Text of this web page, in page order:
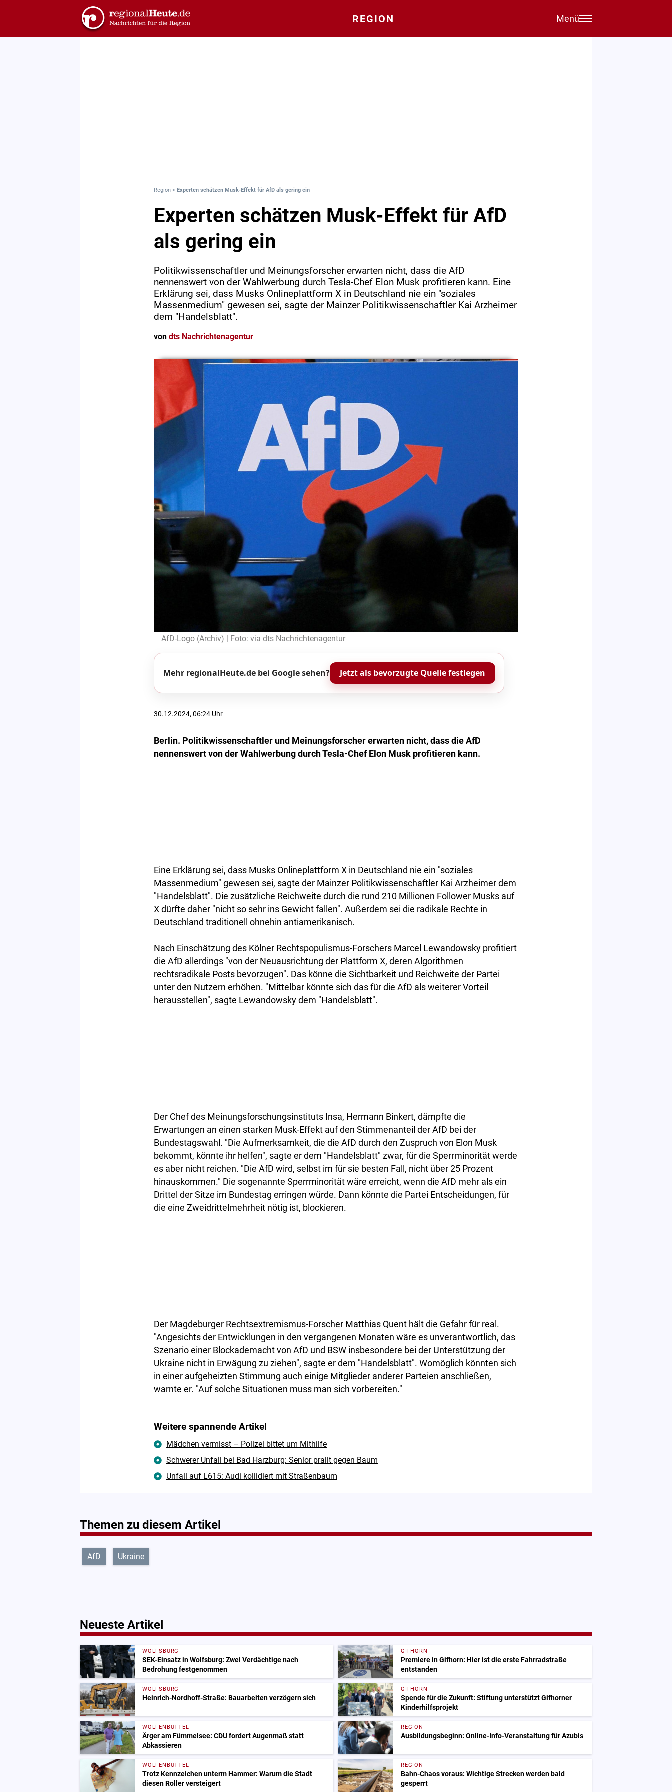
REGION Menü
Region > Experten schätzen Musk-Effekt für AfD als gering ein
Experten schätzen Musk-Effekt für AfD
als gering ein
Politikwissenschaftler und Meinungsforscher erwarten nicht, dass die AfD
nennenswert von der Wahlwerbung durch Tesla-Chef Elon Musk profitieren kann. Eine
Erklärung sei, dass Musks Onlineplattform X in Deutschland nie ein "soziales
Massenmedium" gewesen sei, sagte der Mainzer Politikwissenschaftler Kai Arzheimer
dem "Handelsblatt".
von dts Nachrichtenagentur
AfD-Logo (Archiv) | Foto: via dts Nachrichtenagentur
Mehr regionalHeute.de bei Google sehen? Jetzt als bevorzugte Quelle festlegen
30.12.2024, 06:24 Uhr
Berlin. Politikwissenschaftler und Meinungsforscher erwarten nicht, dass die AfD
nennenswert von der Wahlwerbung durch Tesla-Chef Elon Musk profitieren kann.
Eine Erklärung sei, dass Musks Onlineplattform X in Deutschland nie ein "soziales
Massenmedium" gewesen sei, sagte der Mainzer Politikwissenschaftler Kai Arzheimer dem
"Handelsblatt". Die zusätzliche Reichweite durch die rund 210 Millionen Follower Musks auf
X dürfte daher "nicht so sehr ins Gewicht fallen". Außerdem sei die radikale Rechte in
Deutschland traditionell ohnehin antiamerikanisch.
Nach Einschätzung des Kölner Rechtspopulismus-Forschers Marcel Lewandowsky profitiert
die AfD allerdings "von der Neuausrichtung der Plattform X, deren Algorithmen
rechtsradikale Posts bevorzugen". Das könne die Sichtbarkeit und Reichweite der Partei
unter den Nutzern erhöhen. "Mittelbar könnte sich das für die AfD als weiterer Vorteil
herausstellen", sagte Lewandowsky dem "Handelsblatt".
Der Chef des Meinungsforschungsinstituts Insa, Hermann Binkert, dämpfte die
Erwartungen an einen starken Musk-Effekt auf den Stimmenanteil der AfD bei der
Bundestagswahl. "Die Aufmerksamkeit, die die AfD durch den Zuspruch von Elon Musk
bekommt, könnte ihr helfen", sagte er dem "Handelsblatt" zwar, für die Sperrminorität werde
es aber nicht reichen. "Die AfD wird, selbst im für sie besten Fall, nicht über 25 Prozent
hinauskommen." Die sogenannte Sperrminorität wäre erreicht, wenn die AfD mehr als ein
Drittel der Sitze im Bundestag erringen würde. Dann könnte die Partei Entscheidungen, für
die eine Zweidrittelmehrheit nötig ist, blockieren.
Der Magdeburger Rechtsextremismus-Forscher Matthias Quent hält die Gefahr für real.
"Angesichts der Entwicklungen in den vergangenen Monaten wäre es unverantwortlich, das
Szenario einer Blockademacht von AfD und BSW insbesondere bei der Unterstützung der
Ukraine nicht in Erwägung zu ziehen", sagte er dem "Handelsblatt". Womöglich könnten sich
in einer aufgeheizten Stimmung auch einige Mitglieder anderer Parteien anschließen,
warnte er. "Auf solche Situationen muss man sich vorbereiten."
Weitere spannende Artikel
Mädchen vermisst – Polizei bittet um Mithilfe
Schwerer Unfall bei Bad Harzburg: Senior prallt gegen Baum
Unfall auf L615: Audi kollidiert mit Straßenbaum
Themen zu diesem Artikel
AfD Ukraine
Neueste Artikel
WOLFSBURG
SEK-Einsatz in Wolfsburg: Zwei Verdächtige nach
Bedrohung festgenommen
GIFHORN
Premiere in Gifhorn: Hier ist die erste Fahrradstraße
entstanden
WOLFSBURG
Heinrich-Nordhoff-Straße: Bauarbeiten verzögern sich
GIFHORN
Spende für die Zukunft: Stiftung unterstützt Gifhorner
Kinderhilfsprojekt
WOLFENBÜTTEL
Ärger am Fümmelsee: CDU fordert Augenmaß statt
Abkassieren
REGION
Ausbildungsbeginn: Online-Info-Veranstaltung für Azubis
WOLFENBÜTTEL
Trotz Kennzeichen unterm Hammer: Warum die Stadt
diesen Roller versteigert
REGION
Bahn-Chaos voraus: Wichtige Strecken werden bald
gesperrt